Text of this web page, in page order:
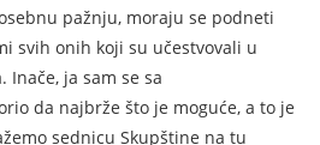
pažnju, moraju se podneti
svih onih koji su učestvovali u
ja sam se sa
da najbrže što je moguće, a to je
sednicu Skupštine na tu